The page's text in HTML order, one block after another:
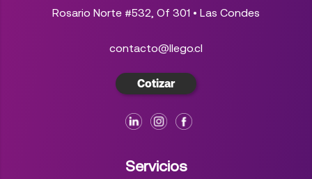
Rosario Norte #532, Of 301 • Las Condes
contacto@llego.cl
Cotizar
Servicios